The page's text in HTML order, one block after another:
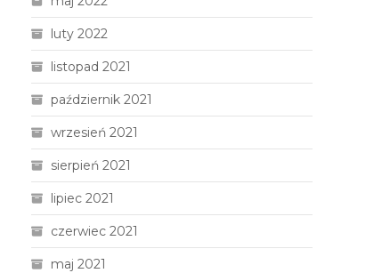
luty 2022
listopad 2021
październik 2021
wrzesień 2021
sierpień 2021
lipiec 2021
czerwiec 2021
maj 2021